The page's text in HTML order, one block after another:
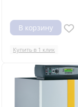
В корзину
Купить в 1 клик